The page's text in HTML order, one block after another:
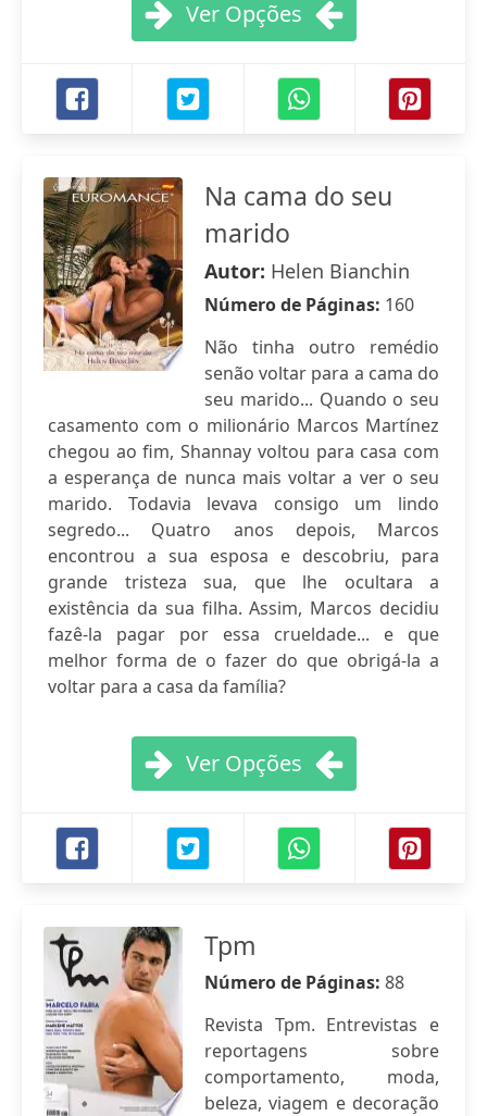
Ver Opções
Na cama do seu
marido
Autor: Helen Bianchin
Número de Páginas: 160
Não tinha outro remédio
senão voltar para a cama do
seu marido... Quando o seu
casamento com o milionário Marcos Martínez
chegou ao fim, Shannay voltou para casa com
a esperança de nunca mais voltar a ver o seu
marido. Todavia levava consigo um lindo
segredo... Quatro anos depois, Marcos
encontrou a sua esposa e descobriu, para
grande tristeza sua, que lhe ocultara a
existência da sua filha. Assim, Marcos decidiu
fazê-la pagar por essa crueldade... e que
melhor forma de o fazer do que obrigá-la a
voltar para a casa da família?
Ver Opções
Tpm
Número de Páginas: 88
Revista Tpm. Entrevistas e
reportagens sobre
comportamento, moda,
beleza, viagem e decoração